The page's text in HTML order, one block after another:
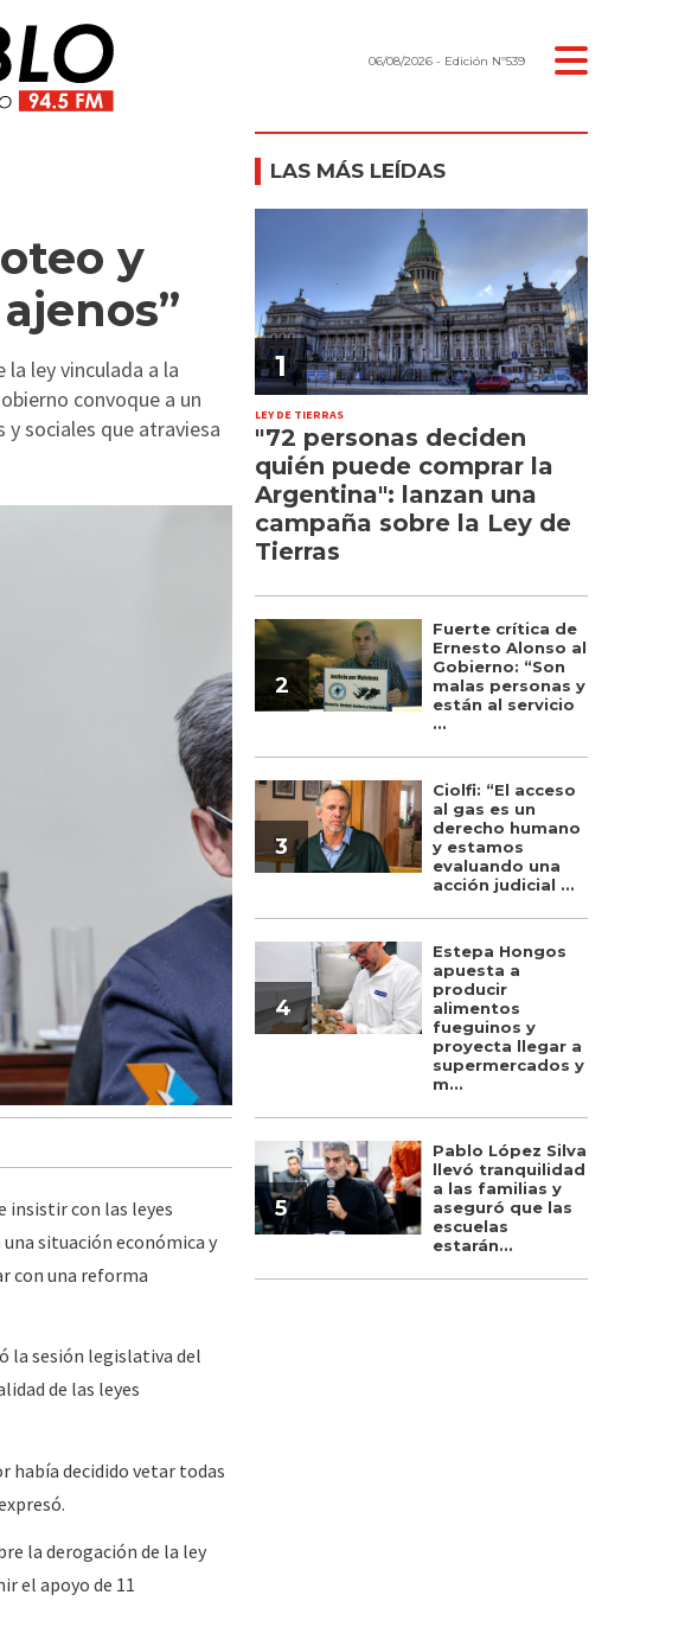
06/08/2026 - Edición Nº539
y
ley vinculada a la
convoque a un
y sociales que atraviesa
insistir con las leyes
situación económica y
con una reforma
la sesión legislativa del
de las leyes
había decidido vetar todas
la derogación de la ley
el apoyo de 11
LAS MÁS LEÍDAS
1
LEY DE TIERRAS
"72 personas deciden
quién puede comprar la
Argentina": lanzan una
campaña sobre la Ley de
Tierras
2
Fuerte crítica de
Ernesto Alonso al
Gobierno: “Son
malas personas y
están al servicio
...
3
Ciolfi: “El acceso
al gas es un
derecho humano
y estamos
evaluando una
acción judicial ...
4
Estepa Hongos
apuesta a
producir
alimentos
fueguinos y
proyecta llegar a
supermercados y
m...
5
Pablo López Silva
llevó tranquilidad
a las familias y
aseguró que las
escuelas
estarán...